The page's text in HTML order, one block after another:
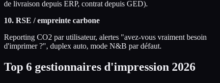
de livraison depuis ERP, contrat depuis GED).
10. RSE / empreinte carbone
Reporting CO2 par utilisateur, alertes "avez-vous vraiment besoin
d'imprimer ?", duplex auto, mode N&B par défaut.
Top 6 gestionnaires d'impression 2026